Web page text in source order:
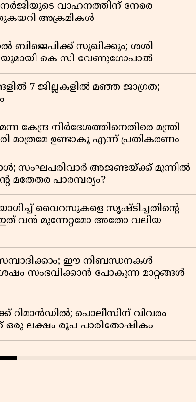
വാഹനത്തിന് നേരെ
അക്രമികൾ
ബിജെപിക്ക് സുഖിക്കും; ശശി
കെ സി വേണുഗോപാൽ
7 ജില്ലകളിൽ മഞ്ഞ ജാഗ്രത;
കേന്ദ്ര നിർദേശത്തിനെതിരെ മന്ത്രി
മാത്രമേ ഉണ്ടാകൂ എന്ന് പ്രതികരണം
സംഘപരിവാർ അജണ്ടയ്ക്ക് മുന്നിൽ
മതേതര പാരമ്പര്യം?
വൈറസുകളെ സൃഷ്ടിച്ചതിന്റെ
വൻ മുന്നേറ്റമോ അതോ വലിയ
ഈ നിബന്ധനകൾ
സംഭവിക്കാൻ പോകുന്ന മാറ്റങ്ങൾ
റിമാൻഡിൽ; പൊലീസിന് വിവരം
ലക്ഷം രൂപ പാരിതോഷികം